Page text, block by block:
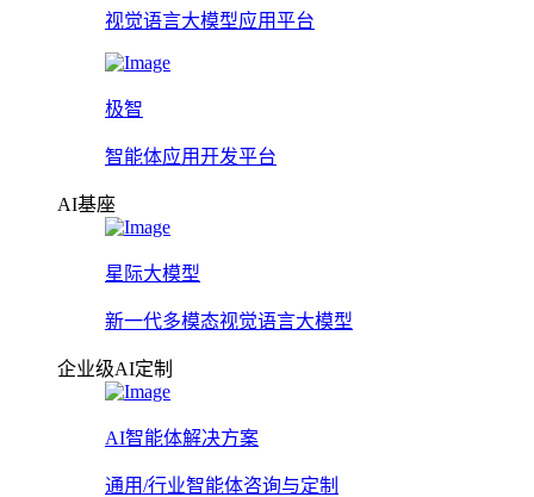
视觉语言大模型应用平台
极智
智能体应用开发平台
AI基座
星际大模型
新一代多模态视觉语言大模型
企业级AI定制
AI智能体解决方案
通用/行业智能体咨询与定制